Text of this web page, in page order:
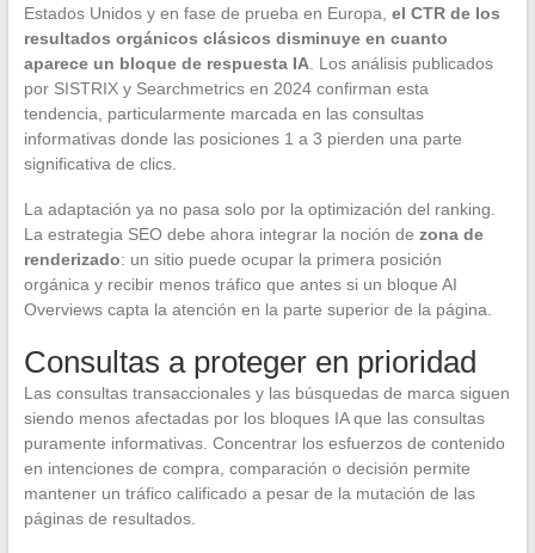
Estados Unidos y en fase de prueba en Europa, el CTR de los
resultados orgánicos clásicos disminuye en cuanto
aparece un bloque de respuesta IA. Los análisis publicados
por SISTRIX y Searchmetrics en 2024 confirman esta
tendencia, particularmente marcada en las consultas
informativas donde las posiciones 1 a 3 pierden una parte
significativa de clics.
La adaptación ya no pasa solo por la optimización del ranking.
La estrategia SEO debe ahora integrar la noción de zona de
renderizado: un sitio puede ocupar la primera posición
orgánica y recibir menos tráfico que antes si un bloque AI
Overviews capta la atención en la parte superior de la página.
Consultas a proteger en prioridad
Las consultas transaccionales y las búsquedas de marca siguen
siendo menos afectadas por los bloques IA que las consultas
puramente informativas. Concentrar los esfuerzos de contenido
en intenciones de compra, comparación o decisión permite
mantener un tráfico calificado a pesar de la mutación de las
páginas de resultados.